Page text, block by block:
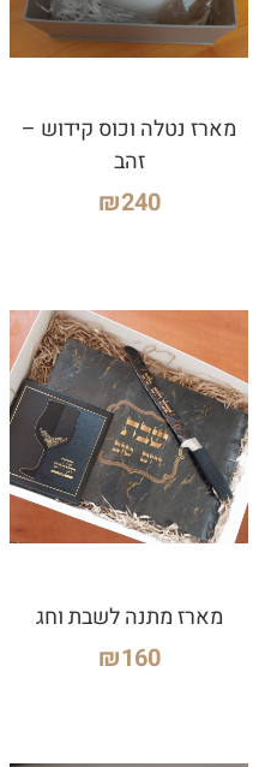
מארז נטלה וכוס קידוש –
זהב
₪240
מארז מתנה לשבת וחג
₪160